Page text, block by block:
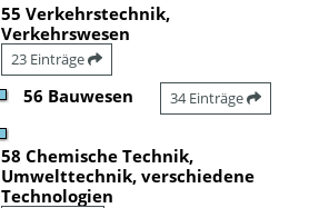
55 Verkehrstechnik,
Verkehrswesen
23 Einträge
56 Bauwesen 34 Einträge
58 Chemische Technik,
Umwelttechnik, verschiedene
Technologien